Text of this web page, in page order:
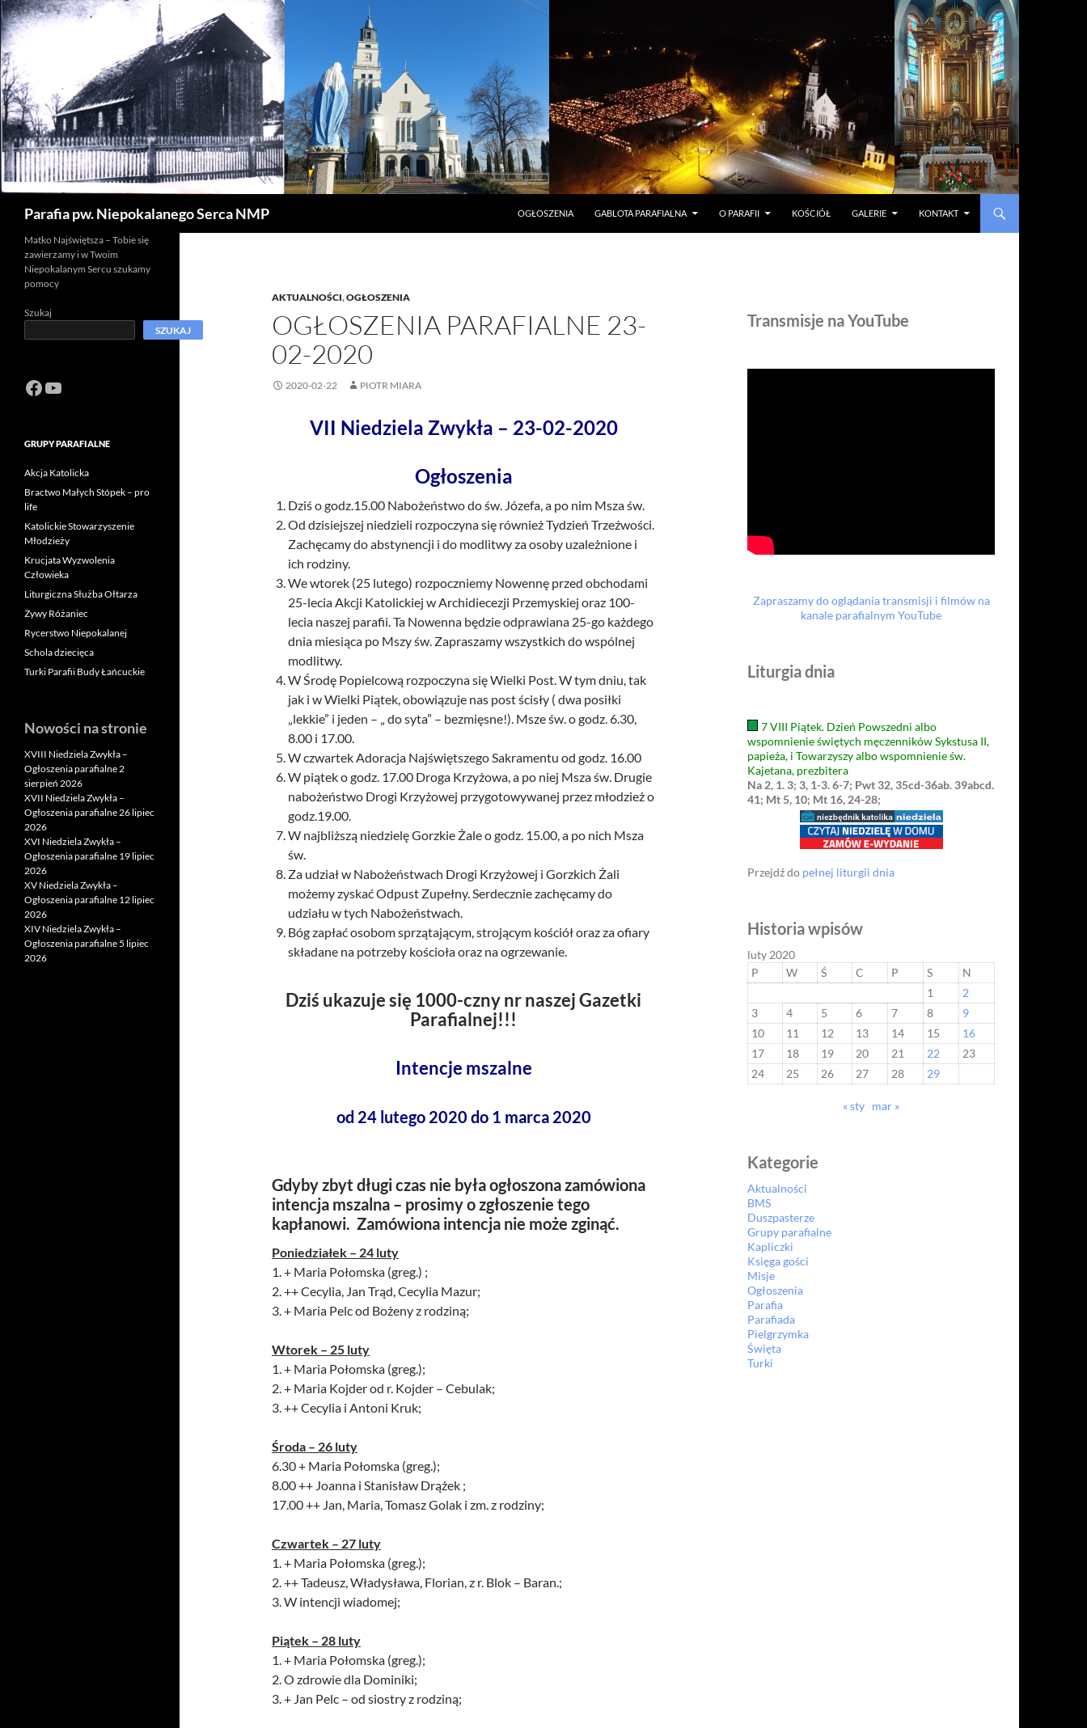
Parafia pw. Niepokalanego Serca NMP
OGŁOSZENIA
GABLOTA PARAFIALNA O PARAFII KOŚCIÓŁ GALERIE KONTAKT
AKTUALNOŚCI,OGŁOSZENIA
OGŁOSZENIA PARAFIALNE 23-
02-2020
2020-02-22 PIOTR MIARA
VII Niedziela Zwykła – 23-02-2020
Ogłoszenia
Dziś o godz.15.00 Nabożeństwo do św. Józefa, a po nim Msza św.
Od dzisiejszej niedzieli rozpoczyna się również Tydzień Trzeźwości.
Zachęcamy do abstynencji i do modlitwy za osoby uzależnione i
ich rodziny.
We wtorek (25 lutego) rozpoczniemy Nowennę przed obchodami
25-lecia Akcji Katolickiej w Archidiecezji Przemyskiej oraz 100-
lecia naszej parafii. Ta Nowenna będzie odprawiana 25-go każdego
dnia miesiąca po Mszy św. Zapraszamy wszystkich do wspólnej
modlitwy.
W Środę Popielcową rozpoczyna się Wielki Post. W tym dniu, tak
jak i w Wielki Piątek, obowiązuje nas post ścisły ( dwa posiłki
„lekkie” i jeden – „ do syta” – bezmięsne!). Msze św. o godz. 6.30,
8.00 i 17.00.
W czwartek Adoracja Najświętszego Sakramentu od godz. 16.00
W piątek o godz. 17.00 Droga Krzyżowa, a po niej Msza św. Drugie
nabożeństwo Drogi Krzyżowej przygotowywanej przez młodzież o
godz.19.00.
W najbliższą niedzielę Gorzkie Żale o godz. 15.00, a po nich Msza
św.
Za udział w Nabożeństwach Drogi Krzyżowej i Gorzkich Żali
możemy zyskać Odpust Zupełny. Serdecznie zachęcamy do
udziału w tych Nabożeństwach.
Bóg zapłać osobom sprzątającym, strojącym kościół oraz za ofiary
składane na potrzeby kościoła oraz na ogrzewanie.
Dziś ukazuje się 1000-czny nr naszej Gazetki
Parafialnej!!!
Intencje mszalne
od 24 lutego 2020 do 1 marca 2020
Gdyby zbyt długi czas nie była ogłoszona zamówiona
intencja mszalna – prosimy o zgłoszenie tego
kapłanowi. Zamówiona intencja nie może zginąć.
Poniedziałek – 24 luty
1. + Maria Połomska (greg.) ;
2. ++ Cecylia, Jan Trąd, Cecylia Mazur;
3. + Maria Pelc od Bożeny z rodziną;
Wtorek – 25 luty
1. + Maria Połomska (greg.);
2. + Maria Kojder od r. Kojder – Cebulak;
3. ++ Cecylia i Antoni Kruk;
Środa – 26 luty
6.30 + Maria Połomska (greg.);
8.00 ++ Joanna i Stanisław Drążek ;
17.00 ++ Jan, Maria, Tomasz Golak i zm. z rodziny;
Czwartek – 27 luty
1. + Maria Połomska (greg.);
2. ++ Tadeusz, Władysława, Florian, z r. Blok – Baran.;
3. W intencji wiadomej;
Piątek – 28 luty
1. + Maria Połomska (greg.);
2. O zdrowie dla Dominiki;
3. + Jan Pelc – od siostry z rodziną;
Transmisje na YouTube
Zapraszamy do oglądania transmisji i filmów na
kanale parafialnym YouTube
Liturgia dnia
7 VIII Piątek. Dzień Powszedni albo
wspomnienie świętych męczenników Sykstusa II,
papieża, i Towarzyszy albo wspomnienie św.
Kajetana, prezbitera
Na 2, 1. 3; 3, 1-3. 6-7; Pwt 32, 35cd-36ab. 39abcd.
41; Mt 5, 10; Mt 16, 24-28;
Przejdź do pełnej liturgii dnia
Historia wpisów
luty 2020
P
W Ś C P S
N
1
2
3
4 5 6 7 8
9
10
11 12 13 14 15
16
17
18 19 20 21 22
23
24
25 26 27 28 29
« sty mar »
Kategorie
Aktualności
BMS
Duszpasterze
Grupy parafialne
Kapliczki
Księga gości
Misje
Ogłoszenia
Parafia
Parafiada
Pielgrzymka
Święta
Turki
Matko Najświętsza – Tobie się
zawierzamy i w Twoim
Niepokalanym Sercu szukamy
pomocy
Szukaj
SZUKAJ
Facebook
https://www.youtube.com/channel/UCeN8ciSo_a79igwmwNXx2qw
GRUPY PARAFIALNE
Akcja Katolicka
Bractwo Małych Stópek – pro
life
Katolickie Stowarzyszenie
Młodzieży
Krucjata Wyzwolenia
Człowieka
Liturgiczna Służba Ołtarza
Żywy Różaniec
Rycerstwo Niepokalanej
Schola dziecięca
Turki Parafii Budy Łańcuckie
Nowości na stronie
XVIII Niedziela Zwykła –
Ogłoszenia parafialne 2
sierpień 2026
XVII Niedziela Zwykła –
Ogłoszenia parafialne 26 lipiec
2026
XVI Niedziela Zwykła –
Ogłoszenia parafialne 19 lipiec
2026
XV Niedziela Zwykła –
Ogłoszenia parafialne 12 lipiec
2026
XIV Niedziela Zwykła –
Ogłoszenia parafialne 5 lipiec
2026